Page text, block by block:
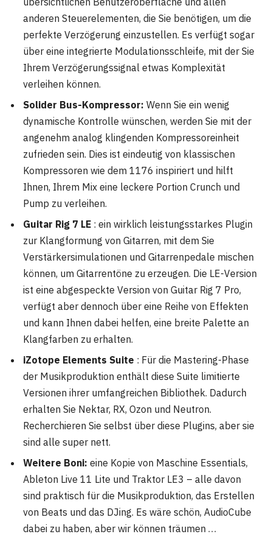
anderen Steuerelementen, die Sie benötigen, um die
perfekte Verzögerung einzustellen. Es verfügt sogar
über eine integrierte Modulationsschleife, mit der Sie
Ihrem Verzögerungssignal etwas Komplexität
verleihen können.
Solider Bus-Kompressor: Wenn Sie ein wenig
dynamische Kontrolle wünschen, werden Sie mit der
angenehm analog klingenden Kompressoreinheit
zufrieden sein. Dies ist eindeutig von klassischen
Kompressoren wie dem 1176 inspiriert und hilft
Ihnen, Ihrem Mix eine leckere Portion Crunch und
Pump zu verleihen.
Guitar Rig 7 LE : ein wirklich leistungsstarkes Plugin
zur Klangformung von Gitarren, mit dem Sie
Verstärkersimulationen und Gitarrenpedale mischen
können, um Gitarrentöne zu erzeugen. Die LE-Version
ist eine abgespeckte Version von Guitar Rig 7 Pro,
verfügt aber dennoch über eine Reihe von Effekten
und kann Ihnen dabei helfen, eine breite Palette an
Klangfarben zu erhalten.
iZotope Elements Suite : Für die Mastering-Phase
der Musikproduktion enthält diese Suite limitierte
Versionen ihrer umfangreichen Bibliothek. Dadurch
erhalten Sie Nektar, RX, Ozon und Neutron.
Recherchieren Sie selbst über diese Plugins, aber sie
sind alle super nett.
Weitere Boni: eine Kopie von Maschine Essentials,
Ableton Live 11 Lite und Traktor LE3 – alle davon
sind praktisch für die Musikproduktion, das Erstellen
von Beats und das DJing. Es wäre schön, AudioCube
dabei zu haben, aber wir können träumen …